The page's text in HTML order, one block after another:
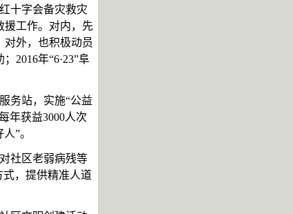
十字会备灾救灾
援工作。对内，先
外，也积极动员
2016年“6·23”阜
务站，实施“公益
年获益3000人次
”。
社区老弱病残等
式，提供精准人道